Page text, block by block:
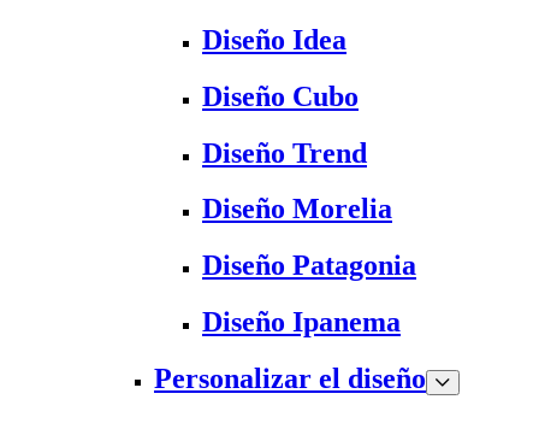
Diseño Idea
Diseño Cubo
Diseño Trend
Diseño Morelia
Diseño Patagonia
Diseño Ipanema
Personalizar el diseño